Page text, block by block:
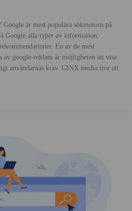
Google är mest populära sökmotorn på
Google alla typer av information,
En av de mest
av google-reklam är möjligheten att visa
användarnas krav. GINX media tror att